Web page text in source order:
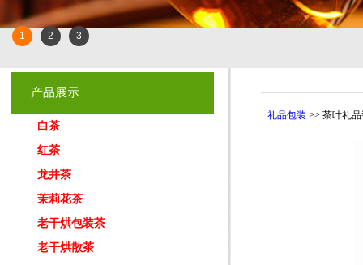
1 2 3
产品展示
白茶
红茶
龙井茶
茉莉花茶
老干烘包装茶
老干烘散茶
礼品包装 >> 茶叶礼品